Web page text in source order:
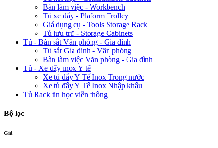
Bàn làm việc - Workbench
Tủ xe đẩy - Plaform Trolley
Giá dụng cụ - Tools Storage Rack
Tủ lưu trữ - Storage Cabinets
Tủ - Bàn sắt Văn phòng - Gia đình
Tủ sắt Gia đình - Văn phòng
Bàn làm việc Văn phòng - Gia đình
Tủ - Xe đẩy inox Y tế
Xe tủ đẩy Y Tế Inox Trong nước
Xe tủ đẩy Y Tế Inox Nhập khẩu
Tủ Rack tin học viễn thông
Bộ lọc
Giá